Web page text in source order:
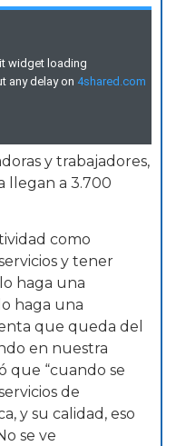
y trabajadores,
llegan a 3.700
como
y tener
haga una
haga una
que queda del
en nuestra
que “cuando se
de
y su calidad, eso
se ve